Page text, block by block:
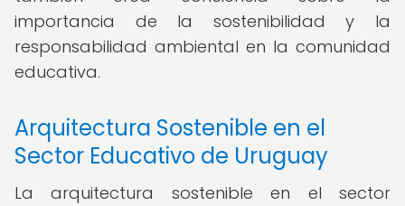
importancia de la sostenibilidad y la
responsabilidad ambiental en la comunidad
educativa.
Arquitectura Sostenible en el
Sector Educativo de Uruguay
La arquitectura sostenible en el sector